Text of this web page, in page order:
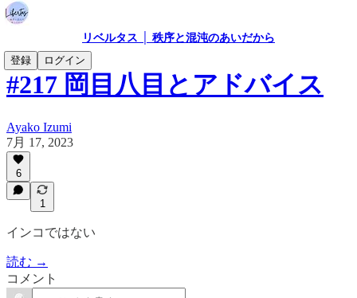
リベルタス │ 秩序と混沌のあいだから
登録
ログイン
#217 岡目八目とアドバイス
Ayako Izumi
7月 17, 2023
6
1
インコではない
読む →
コメント